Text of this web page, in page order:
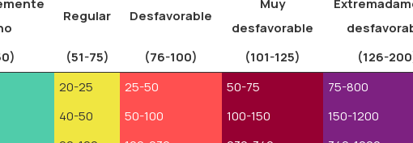
Regular Desfavorable
Muy
desfavorable
(51-75) (76-100) (101-125)
(126-
20-25 25-50 50-75
75-800
40-50 50-100 100-150
150-1200